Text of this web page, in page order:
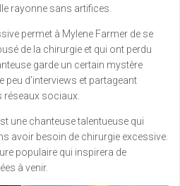
rayonne sans artifices.
permet à Mylene Farmer de se
de la chirurgie et qui ont perdu
garde un certain mystère
peu d’interviews et partageant
réseaux sociaux.
une chanteuse talentueuse qui
avoir besoin de chirurgie excessive.
populaire qui inspirera de
à venir.